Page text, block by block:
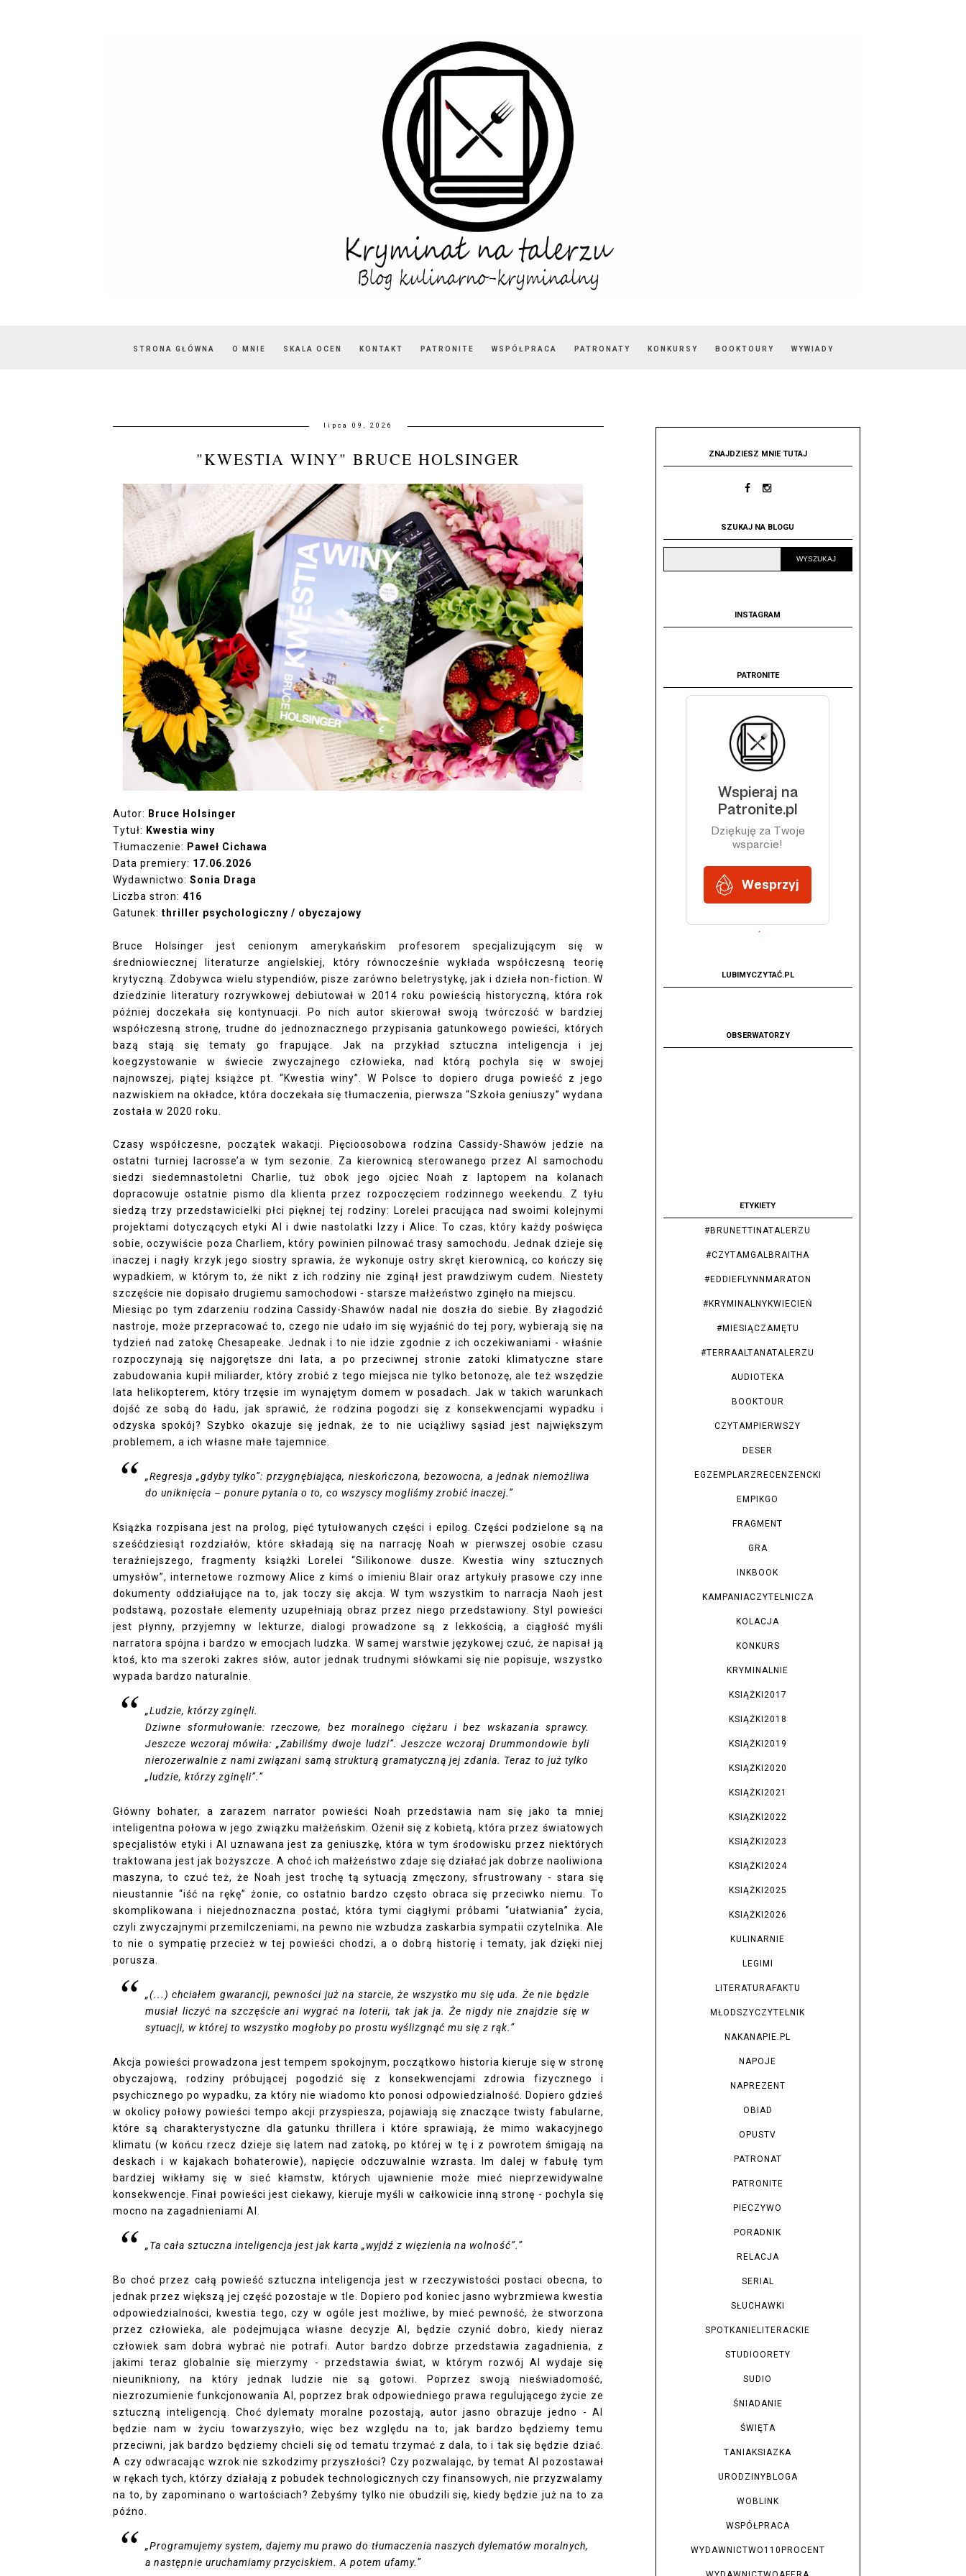
STRONA GŁÓWNA O MNIE SKALA OCEN KONTAKT PATRONITE WSPÓŁPRACA PATRONATY KONKURSY BOOKTOURY WYWIADY
lipca 09, 2026
"KWESTIA WINY" BRUCE HOLSINGER
Autor: Bruce Holsinger
Tytuł: Kwestia winy
Tłumaczenie: Paweł Cichawa
Data premiery: 17.06.2026
Wydawnictwo: Sonia Draga
Liczba stron: 416
Gatunek: thriller psychologiczny / obyczajowy
Bruce Holsinger jest cenionym amerykańskim profesorem specjalizującym się w
średniowiecznej literaturze angielskiej, który równocześnie wykłada współczesną teorię
krytyczną. Zdobywca wielu stypendiów, pisze zarówno beletrystykę, jak i dzieła non-fiction. W
dziedzinie literatury rozrywkowej debiutował w 2014 roku powieścią historyczną, która rok
później doczekała się kontynuacji. Po nich autor skierował swoją twórczość w bardziej
współczesną stronę, trudne do jednoznacznego przypisania gatunkowego powieści, których
bazą stają się tematy go frapujące. Jak na przykład sztuczna inteligencja i jej
koegzystowanie w świecie zwyczajnego człowieka, nad którą pochyla się w swojej
najnowszej, piątej książce pt. “Kwestia winy”. W Polsce to dopiero druga powieść z jego
nazwiskiem na okładce, która doczekała się tłumaczenia, pierwsza “Szkoła geniuszy” wydana
została w 2020 roku.
Czasy współczesne, początek wakacji. Pięcioosobowa rodzina Cassidy-Shawów jedzie na
ostatni turniej lacrosse’a w tym sezonie. Za kierownicą sterowanego przez AI samochodu
siedzi siedemnastoletni Charlie, tuż obok jego ojciec Noah z laptopem na kolanach
dopracowuje ostatnie pismo dla klienta przez rozpoczęciem rodzinnego weekendu. Z tyłu
siedzą trzy przedstawicielki płci pięknej tej rodziny: Lorelei pracująca nad swoimi kolejnymi
projektami dotyczących etyki AI i dwie nastolatki Izzy i Alice. To czas, który każdy poświęca
sobie, oczywiście poza Charliem, który powinien pilnować trasy samochodu. Jednak dzieje się
inaczej i nagły krzyk jego siostry sprawia, że wykonuje ostry skręt kierownicą, co kończy się
wypadkiem, w którym to, że nikt z ich rodziny nie zginął jest prawdziwym cudem. Niestety
szczęście nie dopisało drugiemu samochodowi - starsze małżeństwo zginęło na miejscu.
Miesiąc po tym zdarzeniu rodzina Cassidy-Shawów nadal nie doszła do siebie. By złagodzić
nastroje, może przepracować to, czego nie udało im się wyjaśnić do tej pory, wybierają się na
tydzień nad zatokę Chesapeake. Jednak i to nie idzie zgodnie z ich oczekiwaniami - właśnie
rozpoczynają się najgorętsze dni lata, a po przeciwnej stronie zatoki klimatyczne stare
zabudowania kupił miliarder, który zrobić z tego miejsca nie tylko betonozę, ale też wszędzie
lata helikopterem, który trzęsie im wynajętym domem w posadach. Jak w takich warunkach
dojść ze sobą do ładu, jak sprawić, że rodzina pogodzi się z konsekwencjami wypadku i
odzyska spokój? Szybko okazuje się jednak, że to nie uciążliwy sąsiad jest największym
problemem, a ich własne małe tajemnice.
„Regresja „gdyby tylko”: przygnębiająca, nieskończona, bezowocna, a jednak niemożliwa
do uniknięcia – ponure pytania o to, co wszyscy mogliśmy zrobić inaczej.”
Książka rozpisana jest na prolog, pięć tytułowanych części i epilog. Części podzielone są na
sześćdziesiąt rozdziałów, które składają się na narrację Noah w pierwszej osobie czasu
teraźniejszego, fragmenty książki Lorelei “Silikonowe dusze. Kwestia winy sztucznych
umysłów”, internetowe rozmowy Alice z kimś o imieniu Blair oraz artykuły prasowe czy inne
dokumenty oddziałujące na to, jak toczy się akcja. W tym wszystkim to narracja Naoh jest
podstawą, pozostałe elementy uzupełniają obraz przez niego przedstawiony. Styl powieści
jest płynny, przyjemny w lekturze, dialogi prowadzone są z lekkością, a ciągłość myśli
narratora spójna i bardzo w emocjach ludzka. W samej warstwie językowej czuć, że napisał ją
ktoś, kto ma szeroki zakres słów, autor jednak trudnymi słówkami się nie popisuje, wszystko
wypada bardzo naturalnie.
„Ludzie, którzy zginęli.
Dziwne sformułowanie: rzeczowe, bez moralnego ciężaru i bez wskazania sprawcy.
Jeszcze wczoraj mówiła: „Zabiliśmy dwoje ludzi”. Jeszcze wczoraj Drummondowie byli
nierozerwalnie z nami związani samą strukturą gramatyczną jej zdania. Teraz to już tylko
„ludzie, którzy zginęli”.”
Główny bohater, a zarazem narrator powieści Noah przedstawia nam się jako ta mniej
inteligentna połowa w jego związku małżeńskim. Ożenił się z kobietą, która przez światowych
specjalistów etyki i AI uznawana jest za geniuszkę, która w tym środowisku przez niektórych
traktowana jest jak bożyszcze. A choć ich małżeństwo zdaje się działać jak dobrze naoliwiona
maszyna, to czuć też, że Noah jest trochę tą sytuacją zmęczony, sfrustrowany - stara się
nieustannie “iść na rękę” żonie, co ostatnio bardzo często obraca się przeciwko niemu. To
skomplikowana i niejednoznaczna postać, która tymi ciągłymi próbami “ułatwiania” życia,
czyli zwyczajnymi przemilczeniami, na pewno nie wzbudza zaskarbia sympatii czytelnika. Ale
to nie o sympatię przecież w tej powieści chodzi, a o dobrą historię i tematy, jak dzięki niej
porusza.
„(...) chciałem gwarancji, pewności już na starcie, że wszystko mu się uda. Że nie będzie
musiał liczyć na szczęście ani wygrać na loterii, tak jak ja. Że nigdy nie znajdzie się w
sytuacji, w której to wszystko mogłoby po prostu wyślizgnąć mu się z rąk.”
Akcja powieści prowadzona jest tempem spokojnym, początkowo historia kieruje się w stronę
obyczajową, rodziny próbującej pogodzić się z konsekwencjami zdrowia fizycznego i
psychicznego po wypadku, za który nie wiadomo kto ponosi odpowiedzialność. Dopiero gdzieś
w okolicy połowy powieści tempo akcji przyspiesza, pojawiają się znaczące twisty fabularne,
które są charakterystyczne dla gatunku thrillera i które sprawiają, że mimo wakacyjnego
klimatu (w końcu rzecz dzieje się latem nad zatoką, po której w tę i z powrotem śmigają na
deskach i w kajakach bohaterowie), napięcie odczuwalnie wzrasta. Im dalej w fabułę tym
bardziej wikłamy się w sieć kłamstw, których ujawnienie może mieć nieprzewidywalne
konsekwencje. Finał powieści jest ciekawy, kieruje myśli w całkowicie inną stronę - pochyla się
mocno na zagadnieniami AI.
„Ta cała sztuczna inteligencja jest jak karta „wyjdź z więzienia na wolność”.”
Bo choć przez całą powieść sztuczna inteligencja jest w rzeczywistości postaci obecna, to
jednak przez większą jej część pozostaje w tle. Dopiero pod koniec jasno wybrzmiewa kwestia
odpowiedzialności, kwestia tego, czy w ogóle jest możliwe, by mieć pewność, że stworzona
przez człowieka, ale podejmująca własne decyzje AI, będzie czynić dobro, kiedy nieraz
człowiek sam dobra wybrać nie potrafi. Autor bardzo dobrze przedstawia zagadnienia, z
jakimi teraz globalnie się mierzymy - przedstawia świat, w którym rozwój AI wydaje się
nieunikniony, na który jednak ludzie nie są gotowi. Poprzez swoją nieświadomość,
niezrozumienie funkcjonowania AI, poprzez brak odpowiedniego prawa regulującego życie ze
sztuczną inteligencją. Choć dylematy moralne pozostają, autor jasno obrazuje jedno - AI
będzie nam w życiu towarzyszyło, więc bez względu na to, jak bardzo będziemy temu
przeciwni, jak bardzo będziemy chcieli się od tematu trzymać z dala, to i tak się będzie dziać.
A czy odwracając wzrok nie szkodzimy przyszłości? Czy pozwalając, by temat AI pozostawał
w rękach tych, którzy działają z pobudek technologicznych czy finansowych, nie przyzwalamy
na to, by zapominano o wartościach? Żebyśmy tylko nie obudzili się, kiedy będzie już na to za
późno.
„Programujemy system, dajemy mu prawo do tłumaczenia naszych dylematów moralnych,
a następnie uruchamiamy przyciskiem. A potem ufamy.”
ZNAJDZIESZ MNIE TUTAJ
SZUKAJ NA BLOGU
INSTAGRAM
PATRONITE
LUBIMYCZYTAĆ.PL
OBSERWATORZY
ETYKIETY
#BRUNETTINATALERZU
#CZYTAMGALBRAITHA
#EDDIEFLYNNMARATON
#KRYMINALNYKWIECIEŃ
#MIESIĄCZAMĘTU
#TERRAALTANATALERZU
AUDIOTEKA
BOOKTOUR
CZYTAMPIERWSZY
DESER
EGZEMPLARZRECENZENCKI
EMPIKGO
FRAGMENT
GRA
INKBOOK
KAMPANIACZYTELNICZA
KOLACJA
KONKURS
KRYMINALNIE
KSIĄŻKI2017
KSIĄŻKI2018
KSIĄŻKI2019
KSIĄŻKI2020
KSIĄŻKI2021
KSIĄŻKI2022
KSIĄŻKI2023
KSIĄŻKI2024
KSIĄŻKI2025
KSIĄŻKI2026
KULINARNIE
LEGIMI
LITERATURAFAKTU
MŁODSZYCZYTELNIK
NAKANAPIE.PL
NAPOJE
NAPREZENT
OBIAD
OPUSTV
PATRONAT
PATRONITE
PIECZYWO
PORADNIK
RELACJA
SERIAL
SŁUCHAWKI
SPOTKANIELITERACKIE
STUDIOORETY
SUDIO
ŚNIADANIE
ŚWIĘTA
TANIAKSIAZKA
URODZINYBLOGA
WOBLINK
WSPÓŁPRACA
WYDAWNICTWO110PROCENT